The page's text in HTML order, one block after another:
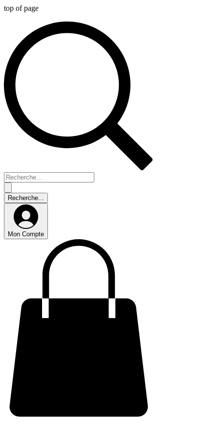
top of page
Mon Compte